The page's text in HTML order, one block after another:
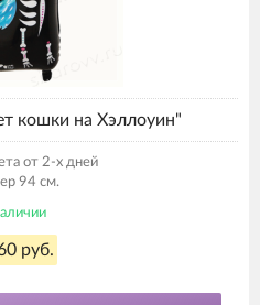
кошки на Хэллоуин"
от 2-х дней
94 см.
руб.